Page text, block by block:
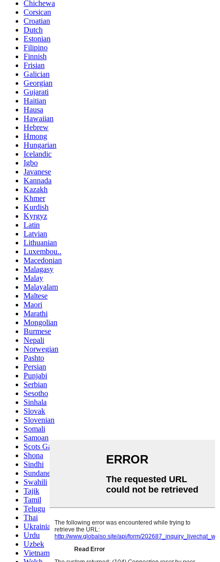
Chichewa
Corsican
Croatian
Dutch
Estonian
Filipino
Finnish
Frisian
Galician
Georgian
Gujarati
Haitian
Hausa
Hawaiian
Hebrew
Hmong
Hungarian
Icelandic
Igbo
Javanese
Kannada
Kazakh
Khmer
Kurdish
Kyrgyz
Latin
Latvian
Lithuanian
Luxembou..
Macedonian
Malagasy
Malay
Malayalam
Maltese
Maori
Marathi
Mongolian
Burmese
Nepali
Norwegian
Pashto
Persian
Punjabi
Serbian
Sesotho
Sinhala
Slovak
Slovenian
Somali
Samoan
Scots Gaelic
Shona
Sindhi
Sundanese
Swahili
Tajik
Tamil
Telugu
Thai
Ukrainian
Urdu
Uzbek
Vietnamese